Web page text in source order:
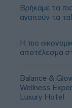
Βρήκαμε τα
αγαπούν τα
Η πιο
αποτέλεσμα
Balance &
Wellness
Luxury Hotel